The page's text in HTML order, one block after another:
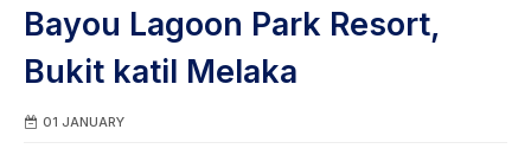
Bayou Lagoon Park Resort,
Bukit katil Melaka
01 JANUARY